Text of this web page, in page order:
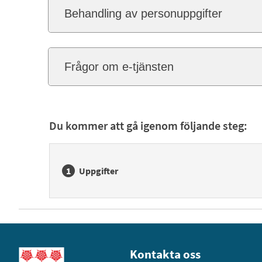
Behandling av personuppgifter
Frågor om e-tjänsten
Du kommer att gå igenom följande steg:
Uppgifter
Kontakta oss